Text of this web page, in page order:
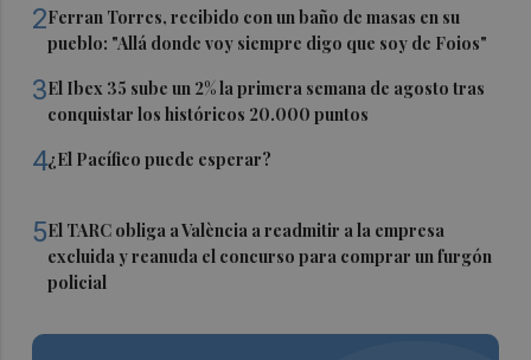
2Ferran Torres, recibido con un baño de masas en su
pueblo: "Allá donde voy siempre digo que soy de Foios"
3El Ibex 35 sube un 2% la primera semana de agosto tras
conquistar los históricos 20.000 puntos
4¿El Pacífico puede esperar?
5El TARC obliga a València a readmitir a la empresa
excluida y reanuda el concurso para comprar un furgón
policial